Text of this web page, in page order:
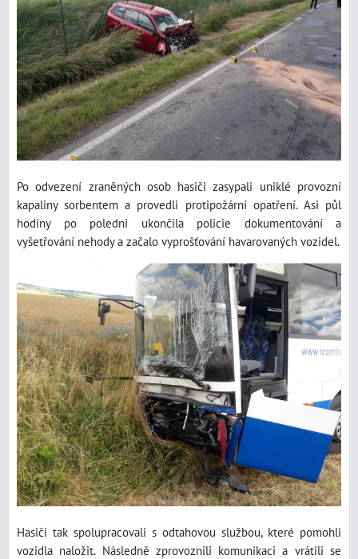
Po odvezení zraněných osob hasiči zasypali uniklé provozní
kapaliny sorbentem a provedli protipožární opatření. Asi půl
hodiny po poledni ukončila policie dokumentování a
vyšetřování nehody a začalo vyprošťování havarovaných vozidel.
Hasiči tak spolupracovali s odtahovou službou, které pomohli
vozidla naložit. Následně zprovoznili komunikaci a vrátili se